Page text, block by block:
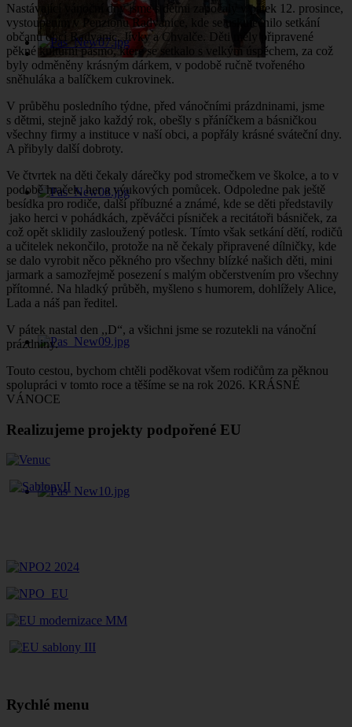
Nastávající vánoční dny jsme s dětmi započaly v pátek 12. prosince,
vystoupením v Penzionu Radvanice, kde se uskutečnilo setkání
občanů obcí Radvanic, Jívky a Chvalče. Děti měly připravené
pěkné kulturní pásmo, které se setkalo s velkým úspěchem, za což
byly odměněny krásným dárkem, v podobě ručně tvořeného
sněhuláka a balíčkem cukrovinek.
V průběhu posledního týdne, před vánočními prázdninami, jsme
s dětmi, stejně jako každý rok, obešly s přáníčkem a básničkou
všechny firmy a instituce v naší obci, a popřály krásné sváteční dny.
A přibyly další dobroty.
Ve čtvrtek na děti čekaly dárečky pod stromečkem ve školce, a to v
podobě hraček, her a výukových pomůcek. Odpoledne pak ještě
besídka pro rodiče, další příbuzné a známé, kde se děti představily
jako herci v pohádkách, zpěváčci písniček a recitátoři básniček, za
což opět sklidily zasloužený potlesk. Tímto však setkání dětí, rodičů
a učitelek nekončilo, protože na ně čekaly připravené dílničky, kde
se dalo vyrobit něco pěkného pro všechny blízké našich děti, mini
jarmark a samozřejmě posezení s malým občerstvením pro všechny
přítomné. Na hladký průběh, myšleno s humorem, dohlížely Alice,
Lada a náš pan ředitel.
V pátek nastal den ,,D“, a všichni jsme se rozutekli na vánoční
prázdniny.
Touto cestou, bychom chtěli poděkovat všem rodičům za pěknou
spolupráci v tomto roce a těšíme se na rok 2026. KRÁSNÉ
VÁNOCE
Realizujeme projekty podpořené EU
Rychlé menu